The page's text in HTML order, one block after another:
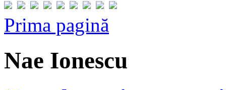
Prima pagină
Nae Ionescu